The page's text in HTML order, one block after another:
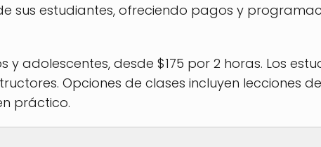
sus estudiantes, ofreciendo pagos y
adolescentes, desde $175 por 2 horas. Los
Opciones de clases incluyen lecciones
práctico.